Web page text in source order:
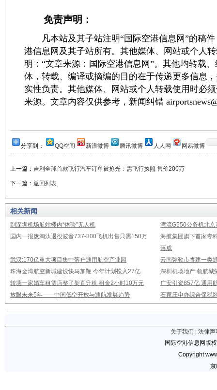
免责声明：
凡本站及其子站注明“国际空港信息网”的稿件
港信息网及其子站所有。其他媒体、网站或个人
明：“文章来源：国际空港信息网”。其他均转载
体，转载、编译或摘编的目的在于传递更多信息
实性负责。其他媒体、网站或个人转载使用时必
来源。文章内容仅供参考，新闻纠错
分享到： QQ空间 新浪微博 腾讯微博 人人网 网易微博
上一篇： 吉利全球首款飞行汽车订单被抢光：需飞行执照 售价200万
下一篇： 返回列表
相关新闻
到深圳机场航站楼内“体验”无人机
湾流G550公务机北
国内一报废淘汰退役波音737-300飞机出售只需150万
海航集团旗下首家专
落成
武汉:170亿重大项目集中落户通用航空产业园
云南弥勒市将建一类
珠海金湾航空新城建设快马加鞭 今年计划投入27亿
深圳机场地产 领航城
转塘一家婚车租赁店整了架直升机 租金2小时10万元
广安引资857亿 通用
放眼未来5年——中国低空开放与通航发展趋势
石家庄申办综合保税
关于我们
法律声
国际空港信息网版
Copyright